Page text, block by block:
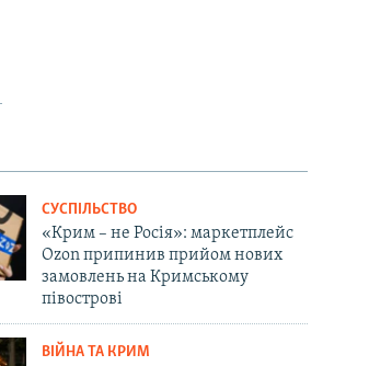
СУСПІЛЬСТВО
«Крим – не Росія»: маркетплейс
Ozon припинив прийом нових
замовлень на Кримському
півострові
ВІЙНА ТА КРИМ